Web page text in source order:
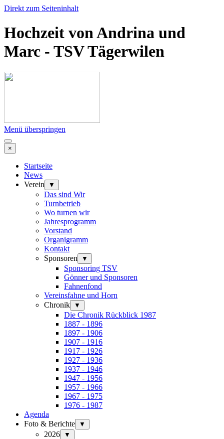
Direkt zum Seiteninhalt
Hochzeit von Andrina und
Marc - TSV Tägerwilen
Menü überspringen
×
Startseite
News
Verein
▼
Das sind Wir
Turnbetrieb
Wo turnen wir
Jahresprogramm
Vorstand
Organigramm
Kontakt
Sponsoren
▼
Sponsoring TSV
Gönner und Sponsoren
Fahnenfond
Vereinsfahne und Horn
Chronik
▼
Die Chronik Rückblick 1987
1887 - 1896
1897 - 1906
1907 - 1916
1917 - 1926
1927 - 1936
1937 - 1946
1947 - 1956
1957 - 1966
1967 - 1975
1976 - 1987
Agenda
Foto & Berichte
▼
2026 ▼